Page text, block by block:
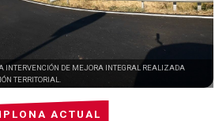
ACTUAL
INTERVENCIÓN DE MEJORA INTEGRAL REALIZADA
TERRITORIAL.